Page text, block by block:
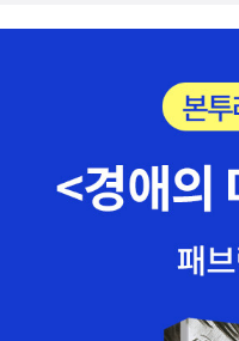
책의 화자는 달림이다. 베
자를 쓴 아이를 만나게 되
보게 한다. 문득 오래 전 인
M>이라는 드라마가 떠오
드라마로 그 당시 소재와
억한다. 이 드라마에서 태
원하는 만화 1순위로 언급
스러운 원인불명의 괴질이
운전사들, 선박의 선장들이
라졌다. 85%의 국회의원이
로 굴러가던 현대 사회의